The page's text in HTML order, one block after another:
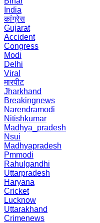
India
कांग्रेस
Gujarat
Accident
Congress
Modi
Delhi
Viral
मारपीट
Jharkhand
Breakingnews
Narendramodi
Nitishkumar
Madhya_pradesh
Nsui
Madhyapradesh
Pmmodi
Rahulgandhi
Uttarpradesh
Haryana
Cricket
Lucknow
Uttarakhand
Crimenews